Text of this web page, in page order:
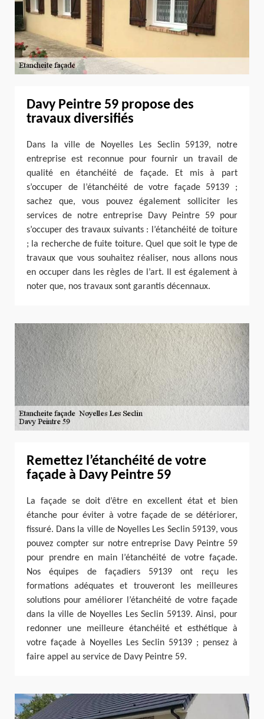
Davy Peintre 59 propose des
travaux diversifiés
Dans la ville de Noyelles Les Seclin 59139, notre
entreprise est reconnue pour fournir un travail de
qualité en étanchéité de façade. Et mis à part
s’occuper de l’étanchéité de votre façade 59139 ;
sachez que, vous pouvez également solliciter les
services de notre entreprise Davy Peintre 59 pour
s’occuper des travaux suivants : l’étanchéité de toiture
; la recherche de fuite toiture. Quel que soit le type de
travaux que vous souhaitez réaliser, nous allons nous
en occuper dans les règles de l’art. Il est également à
noter que, nos travaux sont garantis décennaux.
Remettez l’étanchéité de votre
façade à Davy Peintre 59
La façade se doit d’être en excellent état et bien
étanche pour éviter à votre façade de se détériorer,
fissuré. Dans la ville de Noyelles Les Seclin 59139, vous
pouvez compter sur notre entreprise Davy Peintre 59
pour prendre en main l’étanchéité de votre façade.
Nos équipes de façadiers 59139 ont reçu les
formations adéquates et trouveront les meilleures
solutions pour améliorer l’étanchéité de votre façade
dans la ville de Noyelles Les Seclin 59139. Ainsi, pour
redonner une meilleure étanchéité et esthétique à
votre façade à Noyelles Les Seclin 59139 ; pensez à
faire appel au service de Davy Peintre 59.